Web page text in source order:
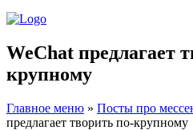
WeChat предлагает
крупному
Главное меню » Посты про
предлагает творить по-крупному